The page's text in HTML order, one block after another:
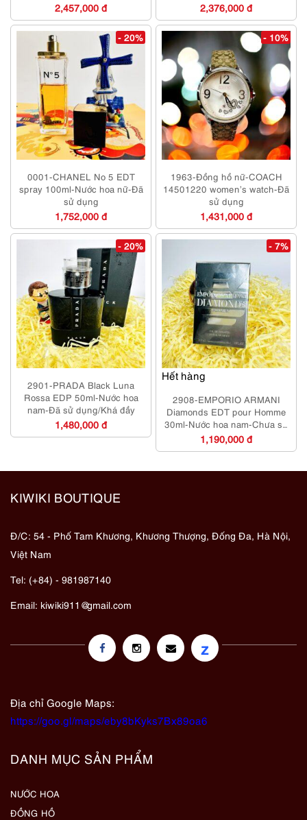
2,457,000 đ 2,376,000 đ
- 20%
0001-CHANEL No 5 EDT
spray 100ml-Nước hoa nữ-Đã
sử dụng
1,752,000 đ
- 10%
1963-Đồng hồ nữ-COACH
14501220 women’s watch-Đã
sử dụng
1,431,000 đ
- 20%
2901-PRADA Black Luna
Rossa EDP 50ml-Nước hoa
nam-Đã sử dụng/Khá đầy
1,480,000 đ
Hết hàng
- 7%
2908-EMPORIO ARMANI
Diamonds EDT pour Homme
30ml-Nước hoa nam-Chưa sử
dụng
1,190,000 đ
KIWIKI BOUTIQUE
Đ/C: 54 - Phố Tam Khương, Khương Thượng, Đống Đa, Hà Nội,
Việt Nam
Tel: (+84) - 981987140
Email: kiwiki911@gmail.com
z
Địa chỉ Google Maps:
https://goo.gl/maps/eby8bKyks7Bx89oa6
DANH MỤC SẢN PHẨM
NƯỚC HOA
ĐỒNG HỒ